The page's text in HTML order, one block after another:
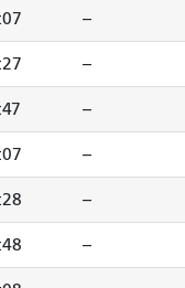
--
--
--
--
--
--